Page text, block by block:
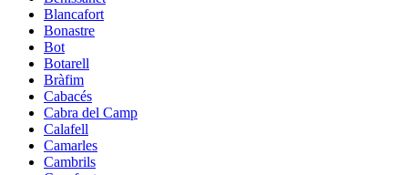
Blancafort
Bonastre
Bot
Botarell
Bràfim
Cabacés
Cabra del Camp
Calafell
Camarles
Cambrils